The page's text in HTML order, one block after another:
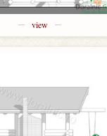
view